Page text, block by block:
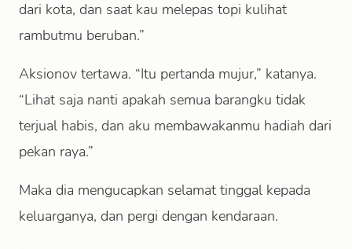
dari kota, dan saat kau melepas topi kulihat
rambutmu beruban.”
Aksionov tertawa. “Itu pertanda mujur,” katanya.
“Lihat saja nanti apakah semua barangku tidak
terjual habis, dan aku membawakanmu hadiah dari
pekan raya.”
Maka dia mengucapkan selamat tinggal kepada
keluarganya, dan pergi dengan kendaraan.